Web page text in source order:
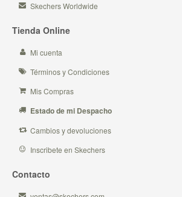
Skechers Worldwide
Tienda Online
Mi cuenta
Términos y Condiciones
Mis Compras
Estado de mi Despacho
Cambios y devoluciones
Inscribete en Skechers
Contacto